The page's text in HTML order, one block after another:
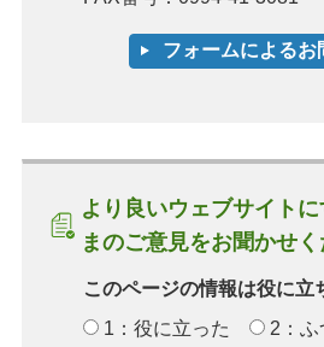
より良いウェブサイト
まのご意見をお聞かせ
このページの情報は役に立
1：役に立った
2：ふ